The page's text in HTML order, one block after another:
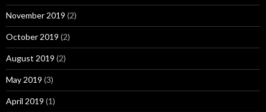
November 2019 (2)
October 2019 (2)
August 2019 (2)
May 2019 (3)
April 2019 (1)